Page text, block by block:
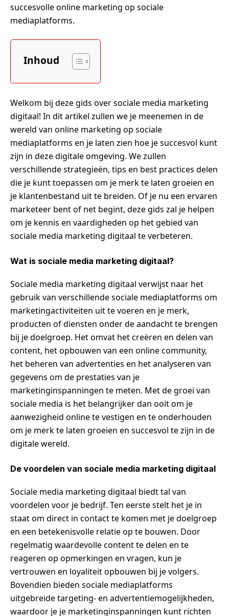
succesvolle online marketing op sociale
mediaplatforms.
Inhoud
Welkom bij deze gids over sociale media marketing
digitaal! In dit artikel zullen we je meenemen in de
wereld van online marketing op sociale
mediaplatforms en je laten zien hoe je succesvol kunt
zijn in deze digitale omgeving. We zullen
verschillende strategieën, tips en best practices delen
die je kunt toepassen om je merk te laten groeien en
je klantenbestand uit te breiden. Of je nu een ervaren
marketeer bent of net begint, deze gids zal je helpen
om je kennis en vaardigheden op het gebied van
sociale media marketing digitaal te verbeteren.
Wat is sociale media marketing digitaal?
Sociale media marketing digitaal verwijst naar het
gebruik van verschillende sociale mediaplatforms om
marketingactiviteiten uit te voeren en je merk,
producten of diensten onder de aandacht te brengen
bij je doelgroep. Het omvat het creëren en delen van
content, het opbouwen van een online community,
het beheren van advertenties en het analyseren van
gegevens om de prestaties van je
marketinginspanningen te meten. Met de groei van
sociale media is het belangrijker dan ooit om je
aanwezigheid online te vestigen en te onderhouden
om je merk te laten groeien en succesvol te zijn in de
digitale wereld.
De voordelen van sociale media marketing digitaal
Sociale media marketing digitaal biedt tal van
voordelen voor je bedrijf. Ten eerste stelt het je in
staat om direct in contact te komen met je doelgroep
en een betekenisvolle relatie op te bouwen. Door
regelmatig waardevolle content te delen en te
reageren op opmerkingen en vragen, kun je
vertrouwen en loyaliteit opbouwen bij je volgers.
Bovendien bieden sociale mediaplatforms
uitgebreide targeting- en advertentiemogelijkheden,
waardoor je je marketinginspanningen kunt richten